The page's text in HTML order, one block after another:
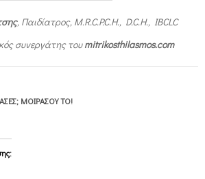
, Παιδίατρος, M.R.C.P.C.H., D.C.H., IBCLC
συνεργάτης τουmitrikosthilasmos.com
ΜΟΙΡΆΣΟΥ ΤΟ!